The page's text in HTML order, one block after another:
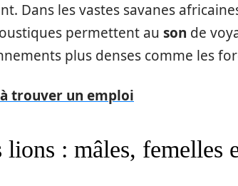
Dans les vastes savanes
permettent au son de
plus denses comme les
trouver un emploi
: mâles, femelles